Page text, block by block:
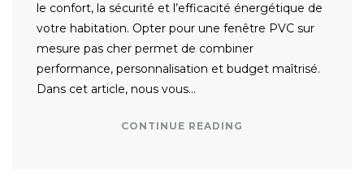
le confort, la sécurité et l’efficacité énergétique de
votre habitation. Opter pour une fenêtre PVC sur
mesure pas cher permet de combiner
performance, personnalisation et budget maîtrisé.
Dans cet article, nous vous…
CONTINUE READING